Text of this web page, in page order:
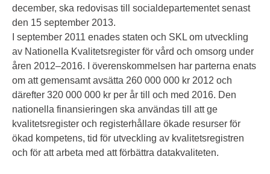
december, ska redovisas till socialdepartementet senast
den 15 september 2013.
I september 2011 enades staten och SKL om utveckling
av Nationella Kvalitetsregister för vård och omsorg under
åren 2012–2016. I överenskommelsen har parterna enats
om att gemensamt avsätta 260 000 000 kr 2012 och
därefter 320 000 000 kr per år till och med 2016. Den
nationella finansieringen ska användas till att ge
kvalitetsregister och registerhållare ökade resurser för
ökad kompetens, tid för utveckling av kvalitetsregistren
och för att arbeta med att förbättra datakvaliteten.